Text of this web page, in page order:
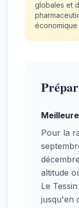
globales et
Pour la
altitude
Le
jusqu'en